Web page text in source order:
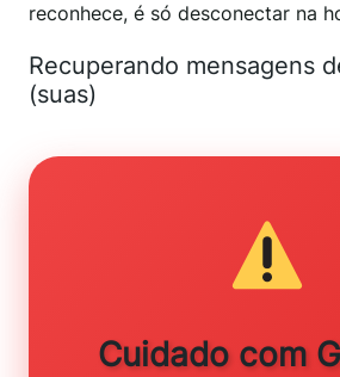
reconhece, é só desconectar na
Recuperando mensagens
(suas)
Cuidado com